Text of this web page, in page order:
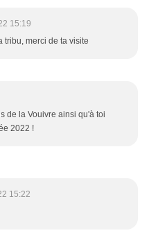
15:19
tribu, merci de ta visite
de la Vouivre ainsi qu'à toi
2022 !
15:22